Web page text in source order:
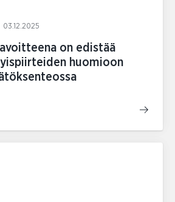
03.12.2025
on edistää
huomioon